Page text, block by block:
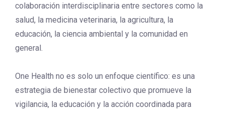
colaboración interdisciplinaria entre sectores como la
salud, la medicina veterinaria, la agricultura, la
educación, la ciencia ambiental y la comunidad en
general.
One Health no es solo un enfoque científico: es una
estrategia de bienestar colectivo que promueve la
vigilancia, la educación y la acción coordinada para